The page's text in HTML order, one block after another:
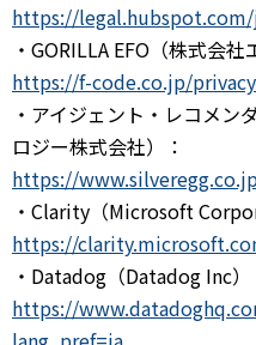
https://
・GORILLA EFO（株式会社
https://f-code.co.jp/
・アイジェント・レコメン
ロジー株式会社）：
https://
・Clarity（Microsoft
https://
・Datadog（Datadog Inc）
https://